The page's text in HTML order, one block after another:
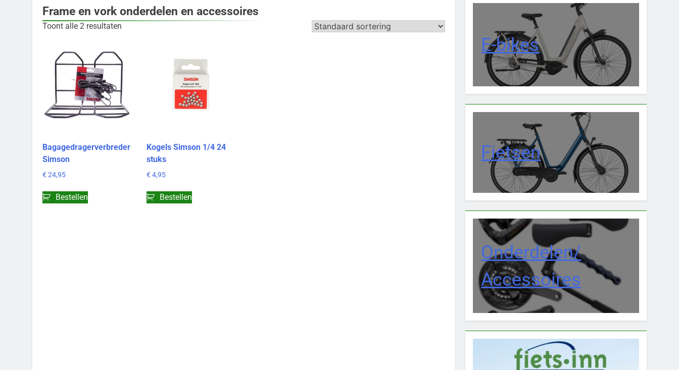
Frame en vork onderdelen en accessoires
Toont alle 2 resultaten
Bagagedragerverbreder
Simson
€ 24,95
Bestellen
Kogels Simson 1/4 24
stuks
€ 4,95
Bestellen
E-bikes
Fietsen
Onderdelen/
Accessoires